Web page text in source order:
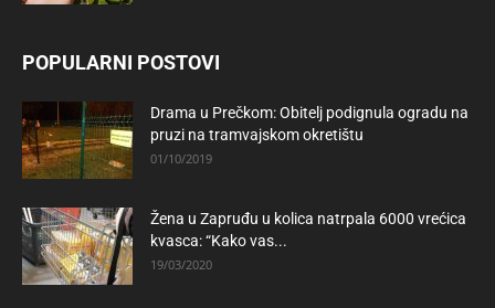
POPULARNI POSTOVI
Drama u Prečkom: Obitelj podignula ogradu na
pruzi na tramvajskom okretištu
01/10/2019
Žena u Zapruđu u kolica natrpala 6000 vrećica
kvasca: “Kako vas...
19/03/2020